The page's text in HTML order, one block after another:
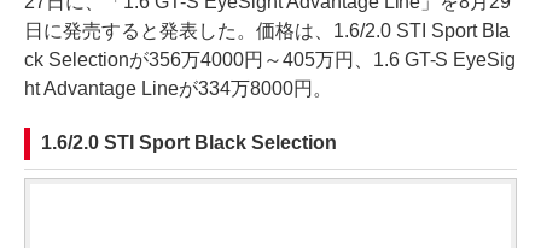
日に発売すると発表した。価格は、1.6/2.0 STI Sport Bla
ck Selectionが356万4000円～405万円、1.6 GT-S EyeSig
ht Advantage Lineが334万8000円。
1.6/2.0 STI Sport Black Selection